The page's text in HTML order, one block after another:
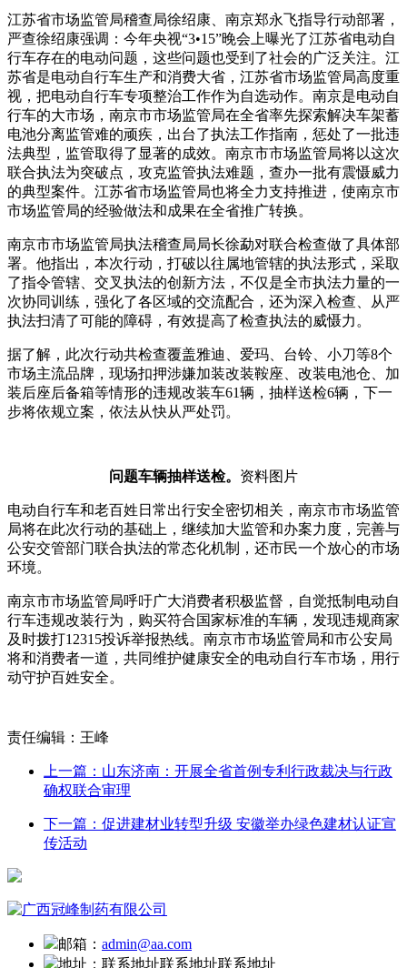
江苏省市场监管局稽查局徐绍康、南京郑永飞指导行动部署，
严查徐绍康强调：今年央视“3•15”晚会上曝光了江苏省电动自
行车存在的电动问题，这些问题也受到了社会的广泛关注。江
苏省是电动自行车生产和消费大省，江苏省市场监管局高度重
视，把电动自行车专项整治工作作为自选动作。南京是电动自
行车的大市场，南京市市场监管局在全省率先探索解决车架蓄
电池分离监管难的顽疾，出台了执法工作指南，惩处了一批违
法典型，监管取得了显著的成效。南京市市场监管局将以这次
联合执法为突破点，攻克监管执法难题，查办一批有震慑威力
的典型案件。江苏省市场监管局也将全力支持推进，使南京市
市场监管局的经验做法和成果在全省推广转换。
南京市市场监管局执法稽查局局长徐勐对联合检查做了具体部
署。他指出，本次行动，打破以往属地管辖的执法形式，采取
了指令管辖、交叉执法的创新方法，不仅是全市执法力量的一
次协同训练，强化了各区域的交流配合，还为深入检查、从严
执法扫清了可能的障碍，有效提高了检查执法的威慑力。
据了解，此次行动共检查覆盖雅迪、爱玛、台铃、小刀等8个
市场主流品牌，现场扣押涉嫌加装改装鞍座、改装电池仓、加
装后座后备箱等情形的违规改装车61辆，抽样送检6辆，下一
步将依规立案，依法从快从严处罚。
问题车辆抽样送检。 资料图片
电动自行车和老百姓日常出行安全密切相关，南京市市场监管
局将在此次行动的基础上，继续加大监管和办案力度，完善与
公安交管部门联合执法的常态化机制，还市民一个放心的市场
环境。
南京市市场监管局呼吁广大消费者积极监督，自觉抵制电动自
行车违规改装行为，购买符合国家标准的车辆，发现违规商家
及时拨打12315投诉举报热线。南京市市场监管局和市公安局
将和消费者一道，共同维护健康安全的电动自行车市场，用行
动守护百姓安全。
责任编辑：王峰
上一篇：山东济南：开展全省首例专利行政裁决与行政
确权联合审理
下一篇：促进建材业转型升级 安徽举办绿色建材认证宣
传活动
邮箱： admin@aa.com
地址： 联系地址联系地址联系地址